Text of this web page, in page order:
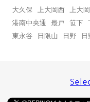
大久保 上大岡西 上大
港南中央通
最戸 笹下
東永谷
日限山 日野